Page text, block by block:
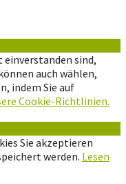
einverstanden sind,
auch wählen,
indem Sie auf
Cookie-Richtlinien.
Sie akzeptieren
werden. Lesen